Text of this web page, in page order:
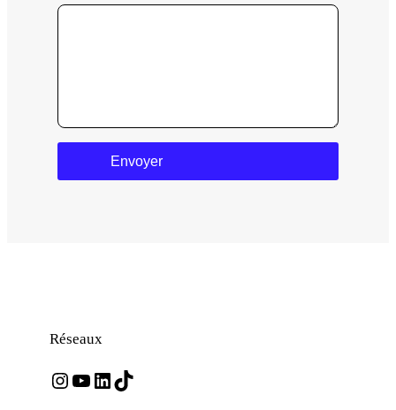
Envoyer
Réseaux
Instagram YouTube LinkedIn TikTok